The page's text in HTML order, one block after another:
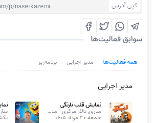
p/naserkazemi کپی آدرس
سوابق فعالیت‌ها
همه فعالیت‌ها مدیر اجرایی برنامه‌ریز
مدیر اجرایی
نمایش قلب نارنگی
ساری, تالار مرکزی - سالن اصلی
جمعه30 مرداد 1405